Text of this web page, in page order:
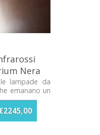
Nera
XL 80064
lampade da
emanano un
ti fai la